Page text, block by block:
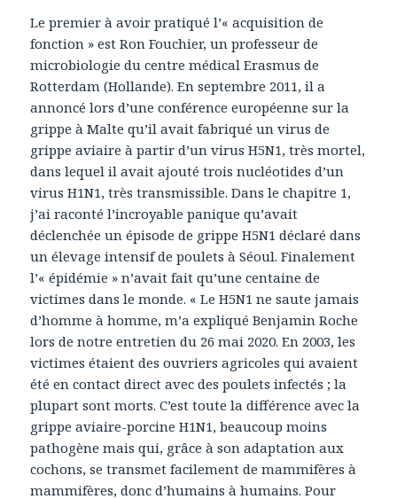
Le premier à avoir pratiqué l’« acquisition de
fonction » est Ron Fouchier, un professeur de
microbiologie du centre médical Erasmus de
Rotterdam (Hollande). En septembre 2011, il a
annoncé lors d’une conférence européenne sur la
grippe à Malte qu’il avait fabriqué un virus de
grippe aviaire à partir d’un virus H5N1, très mortel,
dans lequel il avait ajouté trois nucléotides d’un
virus H1N1, très transmissible. Dans le chapitre 1,
j’ai raconté l’incroyable panique qu’avait
déclenchée un épisode de grippe H5N1 déclaré dans
un élevage intensif de poulets à Séoul. Finalement
l’« épidémie » n’avait fait qu’une centaine de
victimes dans le monde. « Le H5N1 ne saute jamais
d’homme à homme, m’a expliqué Benjamin Roche
lors de notre entretien du 26 mai 2020. En 2003, les
victimes étaient des ouvriers agricoles qui avaient
été en contact direct avec des poulets infectés ; la
plupart sont morts. C’est toute la différence avec la
grippe aviaire-porcine H1N1, beaucoup moins
pathogène mais qui, grâce à son adaptation aux
cochons, se transmet facilement de mammifères à
mammifères, donc d’humains à humains. Pour